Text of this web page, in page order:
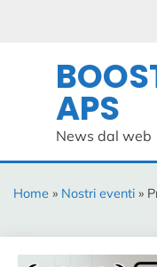
APS
News dal web
Home » Nostri eventi »